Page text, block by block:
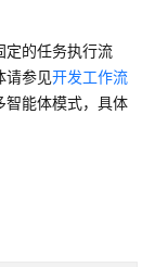
定的任务执行流
请参见开发工作流
智能体模式，具体